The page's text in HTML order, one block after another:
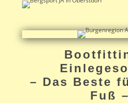
– Das Beste
Fuß –